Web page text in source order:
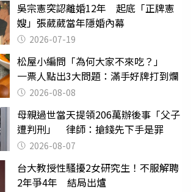
吳宗憲突認離婚12年 起底「正牌憲
嫂」張葳葳當年隱婚內幕
2026-07-19
松屋小編問「為何大家不來吃？」
一票人點出3大問題：滿手好牌打到爛
2026-08-08
母親過世當天提領206萬辦後事「父子
遭判刑」 律師：搶錢先下手是罪
2026-08-07
台大教授性騷擾2女研究生！不服解聘
2年爭4年 結局出爐